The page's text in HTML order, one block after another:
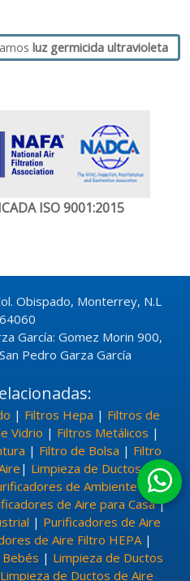
luz germicida ultravioleta
ISO 9001:2015
Obispado, Monterrey, N.L
García: Gomez Morin 900,
Pedro Garza García
| Filtros Hepa | Filtros de
Vidrio | Filtros Metálicos |
| Filtro de Bolsa | Filtro
| Limpieza de Ductos de
de Ambiente|
de Aire para Casa|
| Purificadores de Aire
de Aire Filtro HEPA|
| Limpieza de Ductos
Limpieza de Ductos de Aire